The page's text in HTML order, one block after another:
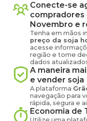
Conecte-se
compradores
Novembro e
Tenha em mãos
preço da soja
acesse
região e tome
dados
A maneira
e vender soja
A plataforma
navegação para
rápida, segura e
Economia de